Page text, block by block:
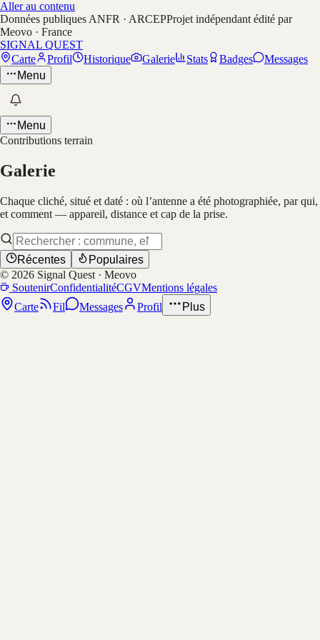
Aller au contenu
Données publiques ANFR · ARCEPProjet indépendant édité par
Meovo · France
SIGNAL QUEST
Carte
Profil Historique Galerie Stats Badges
Messages
Menu
Menu
Contributions terrain
Galerie
Chaque cliché, situé et daté : où l’antenne a été photographiée, par qui,
et comment — appareil, distance et cap de la prise.
Récentes
Populaires
© 2026 Signal Quest · Meovo
SoutenirConfidentialitéCGVMentions légales
Carte
Fil Messages Profil Plus